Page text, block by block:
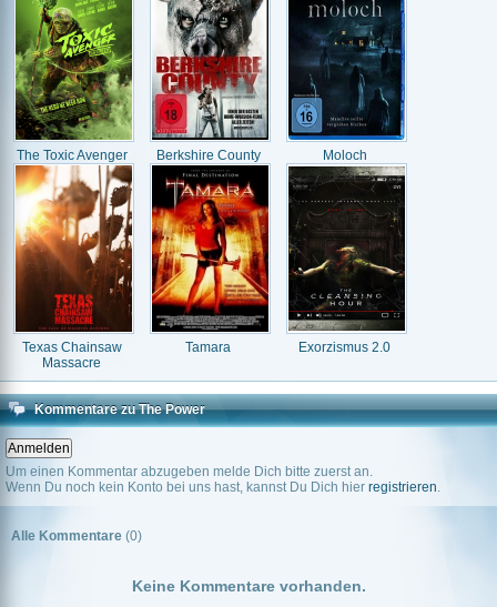
The Toxic Avenger Berkshire County Moloch
Texas Chainsaw
Massacre
Tamara Exorzismus 2.0
Kommentare zu The Power
Um einen Kommentar abzugeben melde Dich bitte zuerst an.
Wenn Du noch kein Konto bei uns hast, kannst Du Dich hier registrieren.
Alle Kommentare (0)
Keine Kommentare vorhanden.